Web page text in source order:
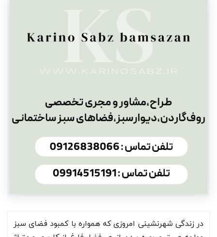
در زندگی شهرنشینی امروزی که همواره با کمبود فضای سبز